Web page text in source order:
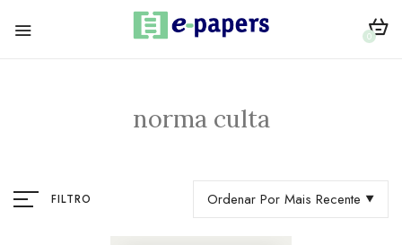
0
norma culta
FILTRO Ordenar Por Mais Recente